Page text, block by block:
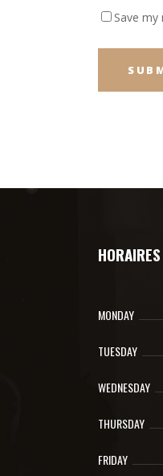
Save
HORAIRES
MONDAY
TUESDAY
WEDNESDAY
THURSDAY
FRIDAY